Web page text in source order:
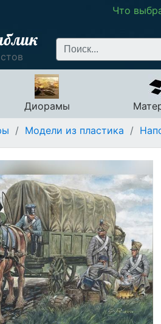
Что
Диорамы
/ Модели из пластика /